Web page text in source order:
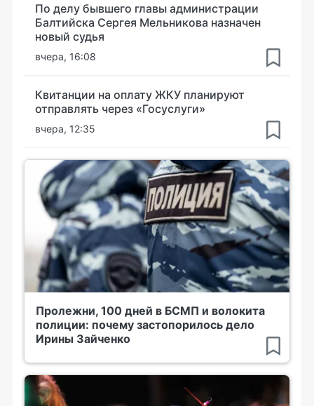
По делу бывшего главы администрации
Балтийска Сергея Мельникова назначен
новый судья
вчера, 16:08
Квитанции на оплату ЖКУ планируют
отправлять через «Госуслуги»
вчера, 12:35
Пролежни, 100 дней в БСМП и волокита
полиции: почему застопорилось дело
Ирины Зайченко